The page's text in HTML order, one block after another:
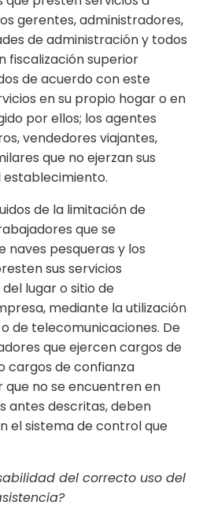
gerentes, administradores,
de administración y todos
fiscalización superior
de acuerdo con este
en su propio hogar o en
por ellos; los agentes
vendedores viajantes,
que no ejerzan sus
establecimiento.
de la limitación de
que se
naves pesqueras y los
sus servicios
lugar o sitio de
mediante la utilización
de telecomunicaciones. De
que ejercen cargos de
cargos de confianza
no se encuentren en
antes descritas, deben
el sistema de control que
del correcto uso del